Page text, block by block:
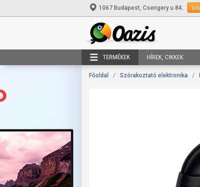
1067 Budapest, Csengery u 84.
TERMÉKEK HÍREK, CIKKEK
Főoldal / Szórakoztató elektronika /